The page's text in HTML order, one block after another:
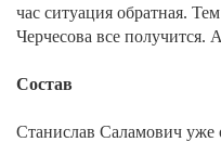
час ситуация обратная.
Черчесова все получится.
Состав
Станислав Саламович уже